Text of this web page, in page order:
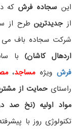
این سجاده فرش که
ازجدیدترینطرح از
شرکت سجاده باف
اردهال کاشان)با
فرش ویژهمساجد،
راستایحمایت از
مواد اولیه (نخ صد
تکنولوژی روز با